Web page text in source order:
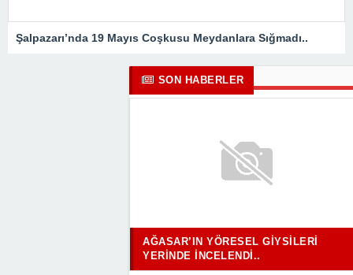
Şalpazarı’nda 19 Mayıs Coşkusu Meydanlara Sığmadı..
SON HABERLER
AĞASAR’IN YÖRESEL GIYSILERI
YERINDE İNCELENDI..